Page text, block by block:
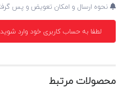
نحوه ارسال و امکان تعویض و پس
لطفا به حساب کاربری خود وارد شوید
محصولات مرتبط